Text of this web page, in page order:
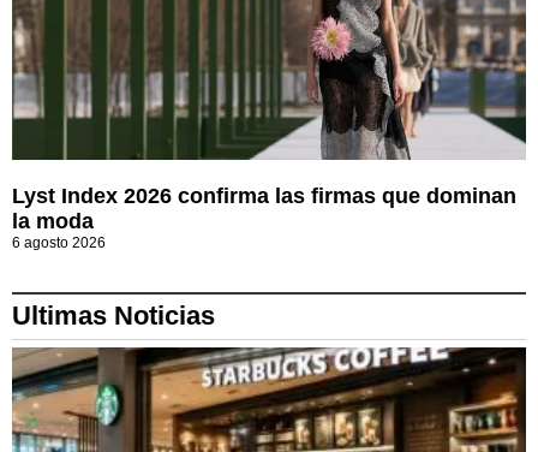
Lyst Index 2026 confirma las firmas que dominan
la moda
6 agosto 2026
Ultimas Noticias